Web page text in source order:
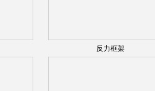
反力框架